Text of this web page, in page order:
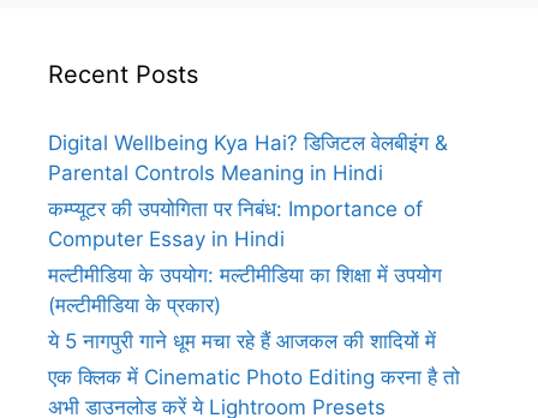
Recent Posts
Digital Wellbeing Kya Hai? डिजिटल वेलबीइंग &
Parental Controls Meaning in Hindi
कम्प्यूटर की उपयोगिता पर निबंध: Importance of
Computer Essay in Hindi
मल्टीमीडिया के उपयोग: मल्टीमीडिया का शिक्षा में उपयोग
(मल्टीमीडिया के प्रकार)
ये 5 नागपुरी गाने धूम मचा रहे हैं आजकल की शादियों में
एक क्लिक में Cinematic Photo Editing करना है तो
अभी डाउनलोड करें ये Lightroom Presets